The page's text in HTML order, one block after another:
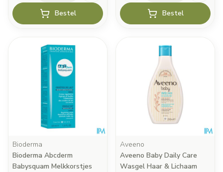
Bestel Bestel
Bioderma
Bioderma Abcderm
Babysquam Melkkorstjes
Aveeno
Aveeno Baby Daily Care
Wasgel Haar & Lichaam